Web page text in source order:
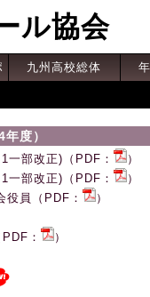
ル協会
九州高校総体
度）
部改正)（PDF：
）
部改正)（PDF：
）
員（PDF：
）
：
）